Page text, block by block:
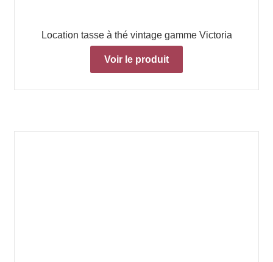
Location tasse à thé vintage gamme Victoria
Voir le produit